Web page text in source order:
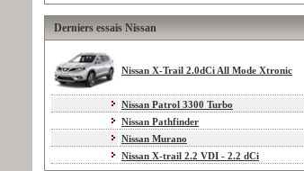
Derniers essais Nissan
Nissan X-Trail 2.0dCi All Mode Xtronic
Nissan Patrol 3300 Turbo
Nissan Pathfinder
Nissan Murano
Nissan X-trail 2.2 VDI - 2.2 dCi